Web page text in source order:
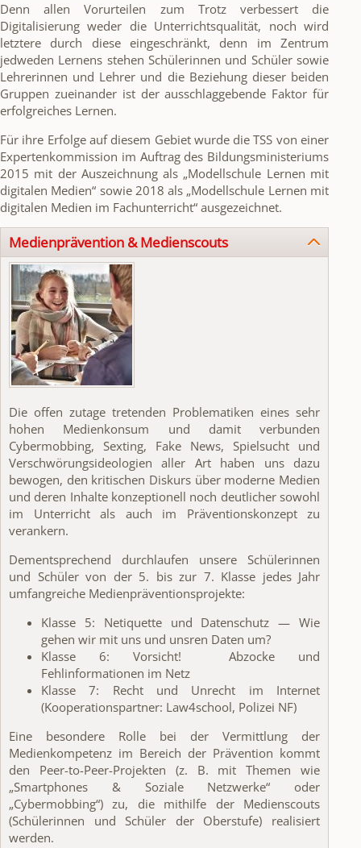
Denn allen Vorurteilen zum Trotz verbessert die
Digitalisierung weder die Unterrichtsqualität, noch wird
letztere durch diese eingeschränkt, denn im Zentrum
jedweden Lernens stehen Schülerinnen und Schüler sowie
Lehrerinnen und Lehrer und die Beziehung dieser beiden
Gruppen zueinander ist der ausschlaggebende Faktor für
erfolgreiches Lernen.
Für ihre Erfolge auf diesem Gebiet wurde die TSS von einer
Expertenkommission im Auftrag des Bildungsministeriums
2015 mit der Auszeichnung als „Modellschule Lernen mit
digitalen Medien“ sowie 2018 als „Modellschule Lernen mit
digitalen Medien im Fachunterricht“ ausgezeichnet.
Medienprävention & Medienscouts
Die offen zutage tretenden Problematiken eines sehr
hohen Medienkonsum und damit verbunden
Cybermobbing, Sexting, Fake News, Spielsucht und
Verschwörungsideologien aller Art haben uns dazu
bewogen, den kritischen Diskurs über moderne Medien
und deren Inhalte konzeptionell noch deutlicher sowohl
im Unterricht als auch im Präventionskonzept zu
verankern.
Dementsprechend durchlaufen unsere Schülerinnen
und Schüler von der 5. bis zur 7. Klasse jedes Jahr
umfangreiche Medienpräventionsprojekte:
Klasse 5: Netiquette und Datenschutz — Wie
gehen wir mit uns und unsren Daten um?
Klasse 6: Vorsicht!
Abzocke und
Fehlinformationen im Netz
Klasse 7: Recht und Unrecht im Internet
(Kooperationspartner: Law4school, Polizei NF)
Eine besondere Rolle bei der Vermittlung der
Medienkompetenz im Bereich der Prävention kommt
den Peer-to-Peer-Projekten (z. B. mit Themen wie
„Smartphones & Soziale Netzwerke“ oder
„Cybermobbing“) zu, die mithilfe der Medienscouts
(Schülerinnen und Schüler der Oberstufe) realisiert
werden.